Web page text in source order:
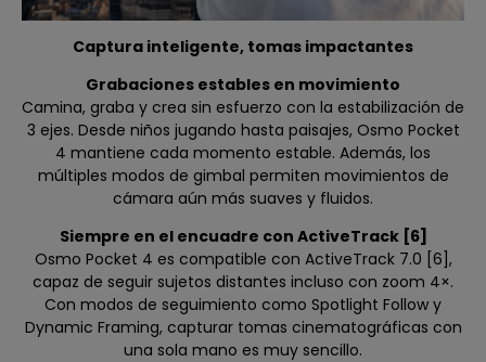
Captura inteligente, tomas impactantes
Grabaciones estables en movimiento
Camina, graba y crea sin esfuerzo con la estabilización de
3 ejes. Desde niños jugando hasta paisajes, Osmo Pocket
4 mantiene cada momento estable. Además, los
múltiples modos de gimbal permiten movimientos de
cámara aún más suaves y fluidos.
Siempre en el encuadre con ActiveTrack [6]
Osmo Pocket 4 es compatible con ActiveTrack 7.0 [6],
capaz de seguir sujetos distantes incluso con zoom 4×.
Con modos de seguimiento como Spotlight Follow y
Dynamic Framing, capturar tomas cinematográficas con
una sola mano es muy sencillo.